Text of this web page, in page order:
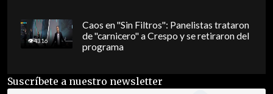
4316
Caos en "Sin Filtros": Panelistas trataron
de "carnicero" a Crespo y se retiraron del
programa
Suscríbete a nuestro newsletter